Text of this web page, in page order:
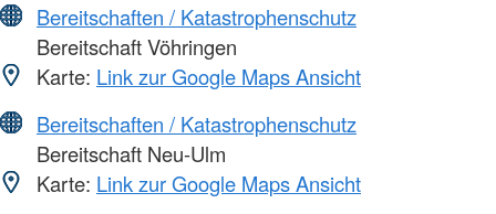
Bereitschaften / Katastrophenschutz
Bereitschaft Vöhringen
Karte: Link zur Google Maps Ansicht
Bereitschaften / Katastrophenschutz
Bereitschaft Neu-Ulm
Karte: Link zur Google Maps Ansicht